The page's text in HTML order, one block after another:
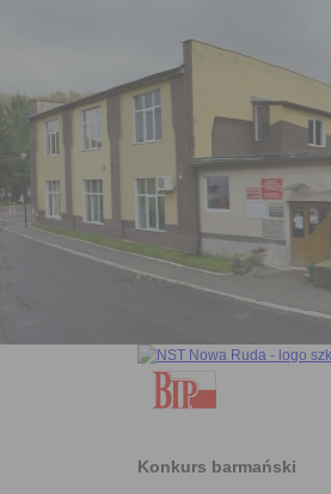
Konkurs barmański